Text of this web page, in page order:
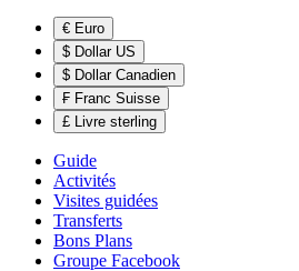
€ Euro
$ Dollar US
$ Dollar Canadien
₣ Franc Suisse
£ Livre sterling
Guide
Activités
Visites guidées
Transferts
Bons Plans
Groupe Facebook